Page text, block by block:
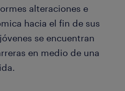
alteraciones e
hacia el fin de sus
se encuentran
en medio de una